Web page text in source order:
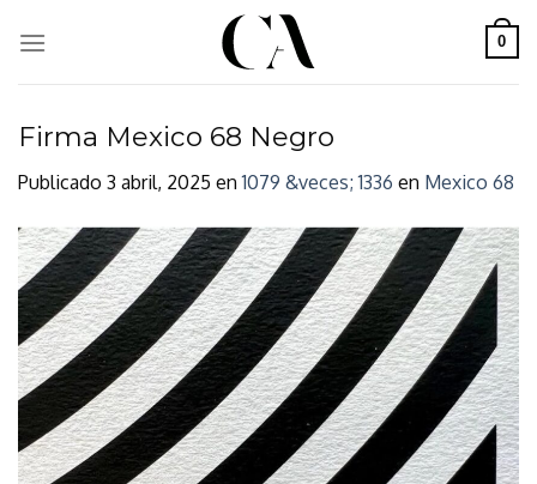
0
Firma Mexico 68 Negro
Publicado 3 abril, 2025 en1079 &veces; 1336 en Mexico 68